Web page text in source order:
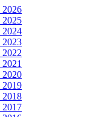
2026
2025
2024
2023
2020
2019
2018
2017